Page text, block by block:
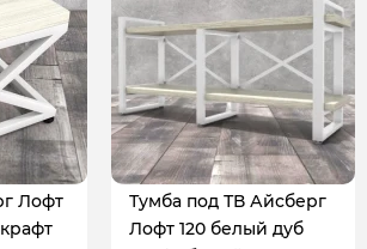
Лофт
Тумба под ТВ Айсберг
Лофт 120 белый дуб